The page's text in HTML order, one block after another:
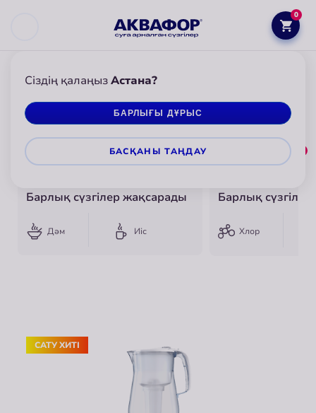
Сіздің қалаңызАстана?
БАРЛЫҒЫ ДҰРЫС
БАСҚАНЫ ТАҢДАУ
0
АКВАФОР АУЫЗ СУ ҮШІН СҮЗГІ-ҚҰМЫРАЛАР
Сүзгі-құмыралар
__catalog_filters_title__
Барлық сүзгілер жақсарады
Дәм Иіс
Барлық
Хлор
Танымалдылығы бойынша
САТУ ХИТI